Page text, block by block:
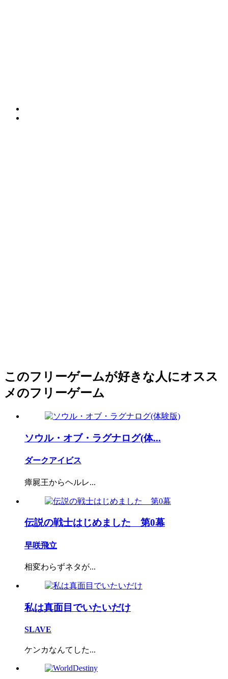
このフリーゲームが好きな人にオスス
メのフリーゲーム
ソウル・オブ・ラグナログ(体...
ダークアイビス
瘴屍王からヘルレ...
伝説の戦士はじめました 第0幕
早咲飛立
相変わらずネタが...
私は真面目でいたいだけ
SLAVE
ケンカなんてした...